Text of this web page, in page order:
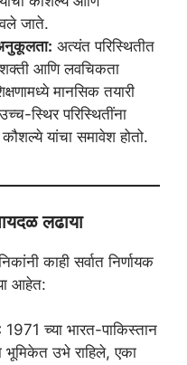
जाते.
अत्यंत परिस्थितीत
आणि लवचिकता
मानसिक तयारी
स्थिर परिस्थितींना
यांचा समावेश होतो.
लढाया
काही सर्वात निर्णायक
आहेत:
1971 च्या भारत-पाकिस्तान
भूमिकेत उभे राहिले, एका